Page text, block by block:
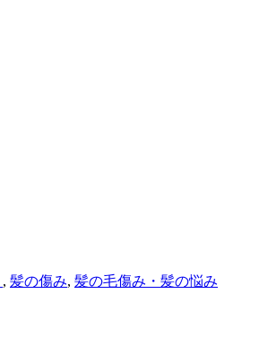
, 髪の傷み, 髪の毛傷み・髪の悩み